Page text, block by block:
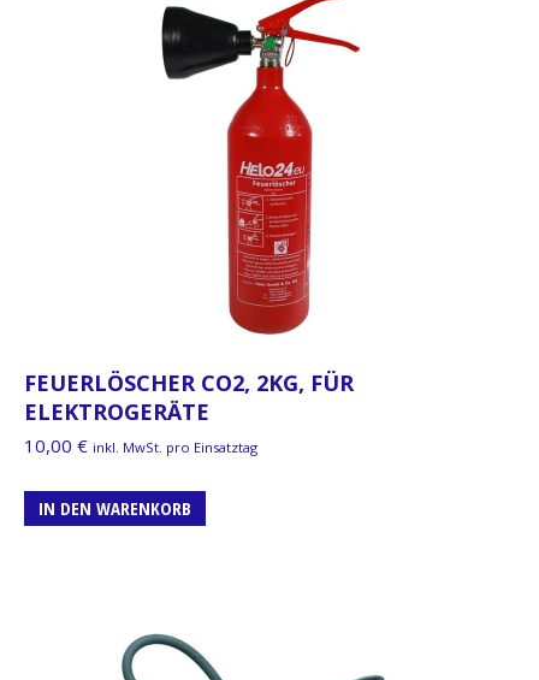
FEUERLÖSCHER CO2, 2KG, FÜR
ELEKTROGERÄTE
10,00 € inkl. MwSt. pro Einsatztag
IN DEN WARENKORB